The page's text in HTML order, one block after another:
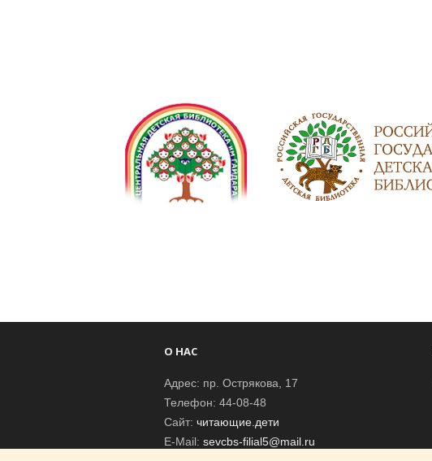
О НАС
Адрес: пр. Острякова, 17
Телефон: 44-08-48
Сайт: читающие.дети
E-Mail: sevcbs-filial5@mail.ru